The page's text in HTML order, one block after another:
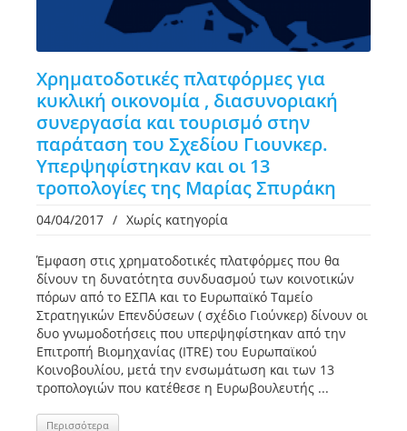
Χρηματοδοτικές πλατφόρμες για
κυκλική οικονομία , διασυνοριακή
συνεργασία και τουρισμό στην
παράταση του Σχεδίου Γιουνκερ.
Υπερψηφίστηκαν και οι 13
τροπολογίες της Μαρίας Σπυράκη
04/04/2017 / Χωρίς κατηγορία
Έμφαση στις χρηματοδοτικές πλατφόρμες που θα
δίνουν τη δυνατότητα συνδυασμού των κοινοτικών
πόρων από το ΕΣΠΑ και το Ευρωπαϊκό Ταμείο
Στρατηγικών Επενδύσεων ( σχέδιο Γιούνκερ) δίνουν οι
δυο γνωμοδοτήσεις που υπερψηφίστηκαν από την
Επιτροπή Βιομηχανίας (ITRE) του Ευρωπαϊκού
Κοινοβουλίου, μετά την ενσωμάτωση και των 13
τροπολογιών που κατέθεσε η Ευρωβουλευτής ...
Περισσότερα